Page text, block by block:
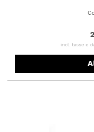
incl. tasse e